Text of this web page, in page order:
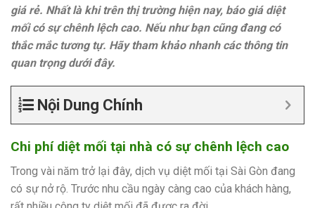
giá rẻ. Nhất là khi trên thị trường hiện nay, báo giá diệt
mối có sự chênh lệch cao. Nếu như bạn cũng đang có
thắc mắc tương tự. Hãy tham khảo nhanh các thông tin
quan trọng dưới đây.
Nội Dung Chính
Chi phí diệt mối tại nhà có sự chênh lệch cao
Trong vài năm trở lại đây, dịch vụ diệt mối tại Sài Gòn đang
có sự nở rộ. Trước nhu cầu ngày càng cao của khách hàng,